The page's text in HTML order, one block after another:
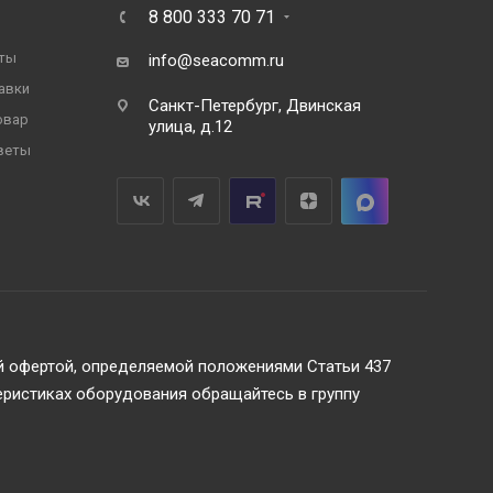
9
8 800 333 70 71
info@seacomm.ru
Санкт-Петербург, Двинская
улица, д.12
офертой, определяемой положениями Статьи 437
оборудования обращайтесь в группу